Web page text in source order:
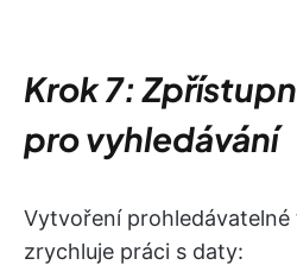
Krok 7:
pro vyhledávání
Vytvoření
zrychluje práci s daty: